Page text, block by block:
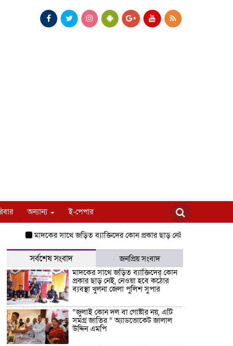
অন্যান্য ই-পেপার
মাদকের সাথে জড়িত ব্যাক্তিদের কোন প্রকার ছাড় নেই, নেওয়া হবে কঠোর
সর্বশেষ সংবাদ
জনপ্রিয় সংবাদ
মাদকের সাথে জড়িত ব্যাক্তিদের কোন
প্রকার ছাড় নেই, নেওয়া হবে কঠোর
ব্যবস্থা খুলনা জেলা পুলিশ সুপার
“জুলাই কোন দল বা গোষ্টীর নয়, এটি
সমগ্র জাতির ” অ্যাডভোকেট জালাল
উদ্দিন এমপি